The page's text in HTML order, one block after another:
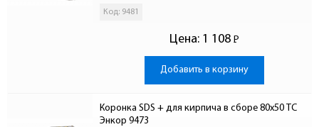
Код: 9481
Цена: 1 108 Р
-
Добавить в корзину
Коронка SDS + для кирпича в сборе 80x50 ТС
Энкор 9473